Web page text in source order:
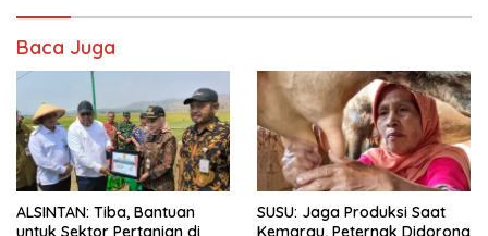
Baca Juga
ALSINTAN: Tiba, Bantuan
untuk Sektor Pertanian di
SUSU: Jaga Produksi Saat
Kemarau, Peternak Didorong